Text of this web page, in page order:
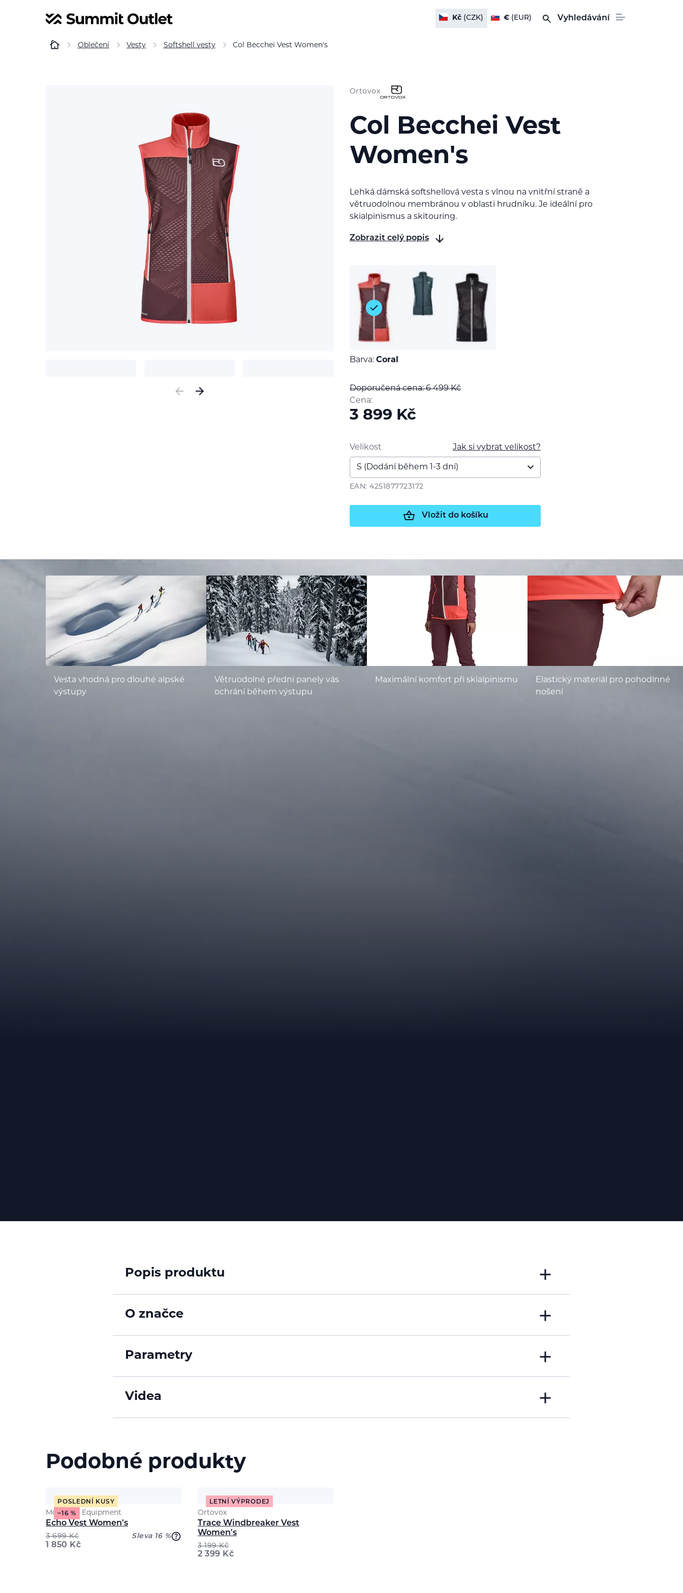
Kč(CZK) € (EUR) Vyhledávání
Oblečení Vesty Softshell vesty Col Becchei Vest Women's
Ortovox
Col Becchei Vest
Women's
Lehká dámská softshellová vesta s vlnou na vnitřní straně a
větruodolnou membránou v oblasti hrudníku. Je ideální pro
skialpinismus a skitouring.
Zobrazit celý popis
Previous
Barva: Coral
Doporučená cena: 6 499Kč
Cena:
3 899 Kč
Jak si vybrat velikost?
Velikost
EAN: 4251877723172
Vložit do košíku
Vesta vhodná pro dlouhé alpské
výstupy
Větruodolné přední panely vás
ochrání během výstupu
Maximální komfort při skialpinismu
Elastický materiál pro pohodlnné
nošení
Popis produktu
O značce
Parametry
Videa
Podobné produkty
POSLEDNÍ KUSY
−16 %
Mountain Equipment
Echo Vest Women's
3 699Kč Sleva 16 %
1 850 Kč
LETNÍ VÝPRODEJ
Ortovox
Trace Windbreaker Vest
Women's
3 199Kč
2 399 Kč